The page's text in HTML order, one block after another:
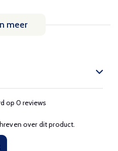
meer
op 0 reviews
over dit product.